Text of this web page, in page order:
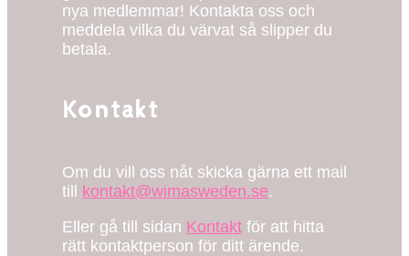
nya medlemmar! Kontakta oss och
meddela vilka du värvat så slipper du
betala.
Kontakt
Om du vill oss nåt skicka gärna ett mail
till kontakt@wimasweden.se.
Eller gå till sidan Kontakt för att hitta
rätt kontaktperson för ditt ärende.